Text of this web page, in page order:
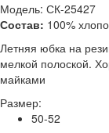
Модель: СК-25427
Состав: 100%
Летняя юбка на
мелкой полоской.
майками
Размер:
50-52